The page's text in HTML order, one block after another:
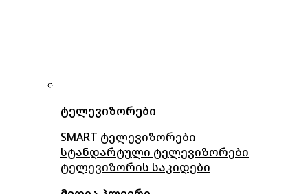
ტელევიზორები
SMART ტელევიზორები
სტანდარტული ტელევიზორები
ტელევიზორის საკიდები